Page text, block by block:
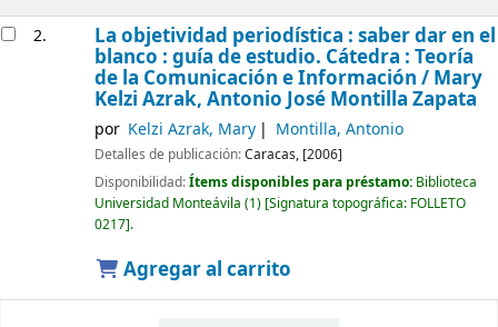
2. La objetividad periodística : saber dar en el
blanco : guía de estudio. Cátedra : Teoría
de la Comunicación e Información / Mary
Kelzi Azrak, Antonio José Montilla Zapata
por Kelzi Azrak, Mary Montilla, Antonio
Detalles de publicación:Caracas, [2006]
Disponibilidad:Ítems disponibles para préstamo: Biblioteca
Universidad Monteávila (1) Signatura topográfica: FOLLETO
0217 .
Agregar al carrito